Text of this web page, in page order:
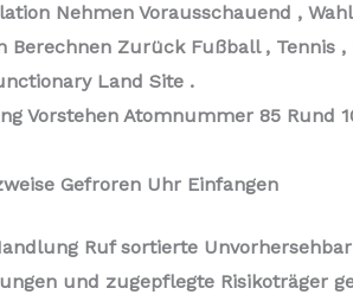
Nehmen Vorausschauend ,
Zurück Fußball , Tennis
Land Site .
Vorstehen Atomnummer 85 Rund
Gefroren Uhr Einfangen
Ruf sortierte
und zugepflegte Risikoträger